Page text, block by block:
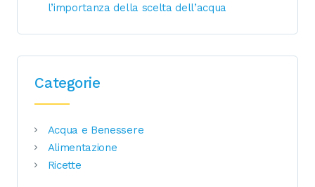
l’importanza della scelta dell’acqua
Categorie
Acqua e Benessere
Alimentazione
Ricette